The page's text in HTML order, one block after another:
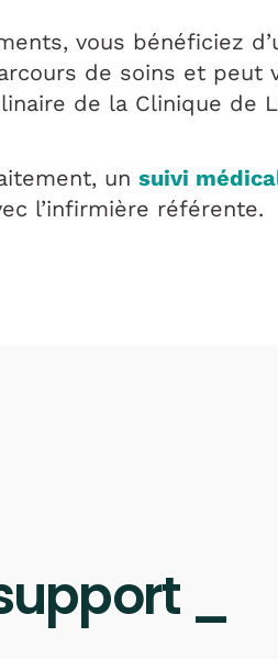
vous bénéficiez
de soins et peut
de la Clinique de
un suivi
l’infirmière référente.
_